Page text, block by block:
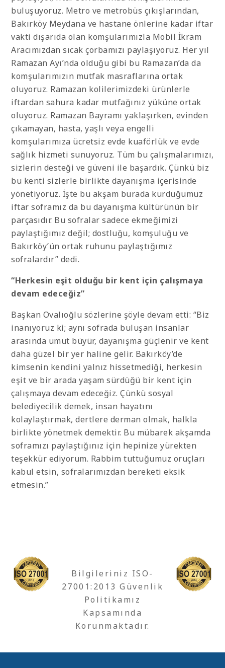
buluşuyoruz. Metro ve metrobüs çıkışlarından,
Bakırköy Meydana ve hastane önlerine kadar iftar
vakti dışarıda olan komşularımızla Mobil İkram
Aracımızdan sıcak çorbamızı paylaşıyoruz. Her yıl
Ramazan Ayı’nda olduğu gibi bu Ramazan’da da
komşularımızın mutfak masraflarına ortak
oluyoruz. Ramazan kolilerimizdeki ürünlerle
iftardan sahura kadar mutfağınız yüküne ortak
oluyoruz. Ramazan Bayramı yaklaşırken, evinden
çıkamayan, hasta, yaşlı veya engelli
komşularımıza ücretsiz evde kuaförlük ve evde
sağlık hizmeti sunuyoruz. Tüm bu çalışmalarımızı,
sizlerin desteği ve güveni ile başardık. Çünkü biz
bu kenti sizlerle birlikte dayanışma içerisinde
yönetiyoruz. İşte bu akşam burada kurduğumuz
iftar soframız da bu dayanışma kültürünün bir
parçasıdır. Bu sofralar sadece ekmeğimizi
paylaştığımız değil; dostluğu, komşuluğu ve
Bakırköy’ün ortak ruhunu paylaştığımız
sofralardır” dedi.
“Herkesin eşit olduğu bir kent için çalışmaya
devam edeceğiz”
Başkan Ovalıoğlu sözlerine şöyle devam etti: “Biz
inanıyoruz ki; aynı sofrada buluşan insanlar
arasında umut büyür, dayanışma güçlenir ve kent
daha güzel bir yer haline gelir. Bakırköy’de
kimsenin kendini yalnız hissetmediği, herkesin
eşit ve bir arada yaşam sürdüğü bir kent için
çalışmaya devam edeceğiz. Çünkü sosyal
belediyecilik demek, insan hayatını
kolaylaştırmak, dertlere derman olmak, halkla
birlikte yönetmek demektir. Bu mübarek akşamda
soframızı paylaştığınız için hepinize yürekten
teşekkür ediyorum. Rabbim tuttuğumuz oruçları
kabul etsin, sofralarımızdan bereketi eksik
etmesin.”
Bilgileriniz ISO-
27001:2013 Güvenlik
Politikamız
Kapsamında
Korunmaktadır.